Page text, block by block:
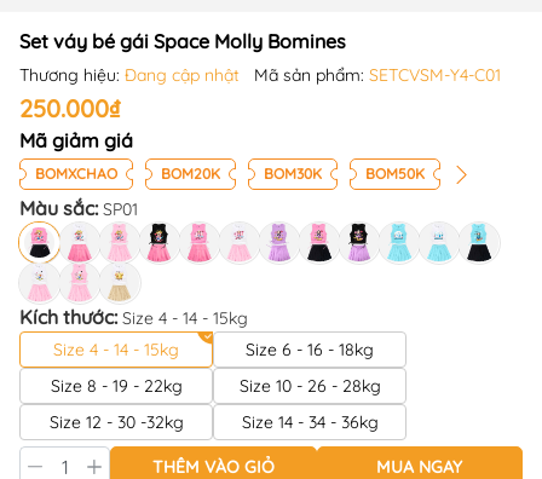
Set váy bé gái Space Molly Bomines
Thương hiệu: Đang cập nhật Mã sản phẩm: SETCVSM-Y4-C01
250.000₫
Mã giảm giá
BOMXCHAO BOM20K BOM30K BOM50K
Màu sắc:SP01
Kích thước:Size 4 - 14 - 15kg
Size 4 - 14 - 15kg
Size 6 - 16 - 18kg
Size 8 - 19 - 22kg
Size 10 - 26 - 28kg
Size 12 - 30 -32kg
Size 14 - 34 - 36kg
THÊM VÀO GIỎ MUA NGAY